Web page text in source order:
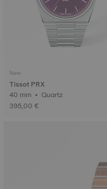
New
Tissot PRX
40 mm • Quartz
395,00 €